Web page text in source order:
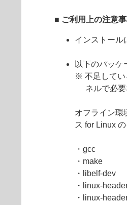
■ ご利用上の注意
インストール
以下のパッ
※ 不足してい
ネルで必
オフライン環
ス for Linux
・gcc
・make
・libelf-dev
・linux-
・linux-